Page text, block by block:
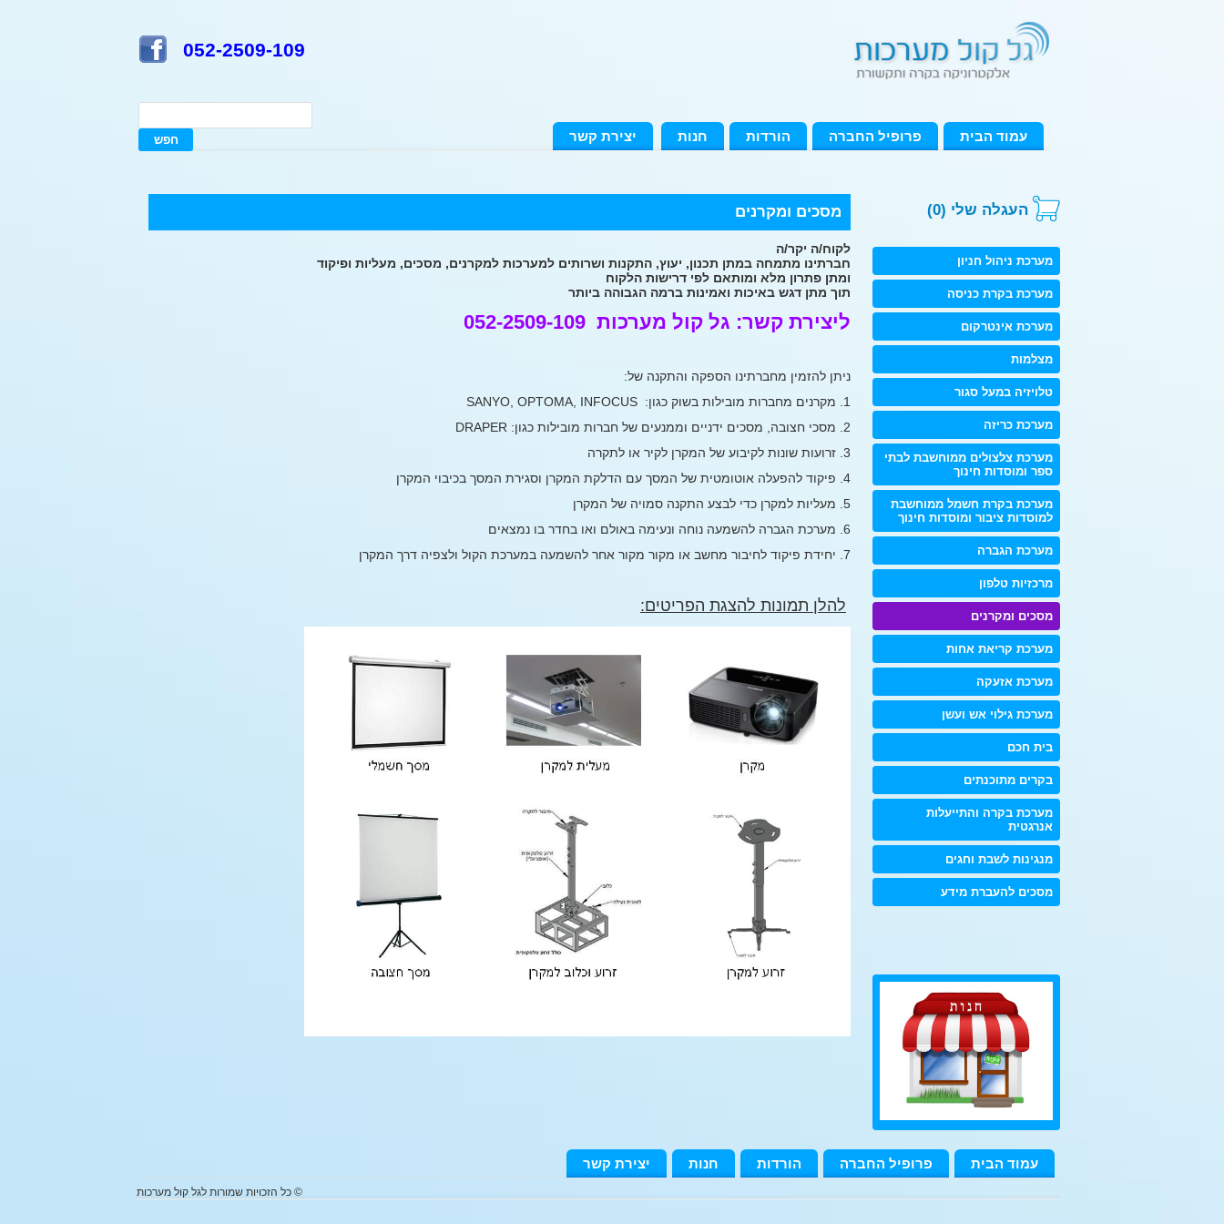
052-2509-109
עמוד הבית פרופיל החברה הורדות חנות יצירת קשר
העגלה שלי (0)
מערכת ניהול חניון
מערכת בקרת כניסה
מערכת אינטרקום
מצלמות
טלויזיה במעל סגור
מערכת כריזה
מערכת צלצולים ממוחשבת לבתי
ספר ומוסדות חינוך
מערכת בקרת חשמל ממוחשבת
למוסדות ציבור ומוסדות חינוך
מערכת הגברה
מרכזיות טלפון
מסכים ומקרנים
מערכת קריאת אחות
מערכת אזעקה
מערכת גילוי אש ועשן
בית חכם
בקרים מתוכנתים
מערכת בקרה והתייעלות
אנרגטית
מנגינות לשבת וחגים
מסכים להעברת מידע
מסכים ומקרנים
לקוח/ה יקר/ה
חברתינו מתמחה במתן תכנון, יעוץ, התקנות ושרותים למערכות למקרנים, מסכים, מעליות ופיקוד
ומתן פתרון מלא ומותאם לפי דרישות הלקוח
תוך מתן דגש באיכות ואמינות ברמה הגבוהה ביותר
ליצירת קשר: גל קול מערכות 052-2509-109
ניתן להזמין מחברתינו הספקה והתקנה של:
1. מקרנים מחברות מובילות בשוק כגון: SANYO, OPTOMA, INFOCUS
2 . מסכי חצובה, מסכים ידניים וממנעים של חברות מובילות כגון: DRAPER
3. זרועות שונות לקיבוע של המקרן לקיר או לתקרה
4. פיקוד להפעלה אוטומטית של המסך עם הדלקת המקרן וסגירת המסך בכיבוי המקרן
5. מעליות למקרן כדי לבצע התקנה סמויה של המקרן
6. מערכת הגברה להשמעה נוחה ונעימה באולם ואו בחדר בו נמצאים
7. יחידת פיקוד לחיבור מחשב או מקור מקור אחר להשמעה במערכת הקול ולצפיה דרך המקרן
להלן תמונות להצגת הפריטים:
עמוד הבית פרופיל החברה הורדות חנות יצירת קשר
© כל הזכויות שמורות לגל קול מערכות